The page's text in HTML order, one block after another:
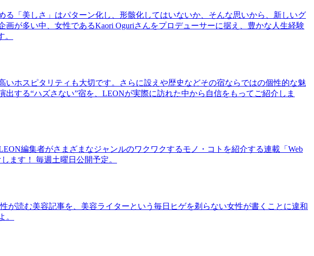
「美しさ」はパターン化し、形骸化してはいないか、そんな思いから、新しいグ
が多い中、女性であるKaori Oguriさんをプロデューサーに据え、豊かな人生経験
ホスピタリティも大切です。さらに設えや歴史などその宿ならではの個性的な魅
する“ハズさない”宿を、LEONが実際に訪れた中から自信をもってご紹介しま
編集者がさまざまなジャンルのワクワクするモノ・コトを紹介する連載「Web
ます！ 毎週土曜日公開予定。
が読む美容記事を、美容ライターという毎日ヒゲを剃らない女性が書くことに違和
。